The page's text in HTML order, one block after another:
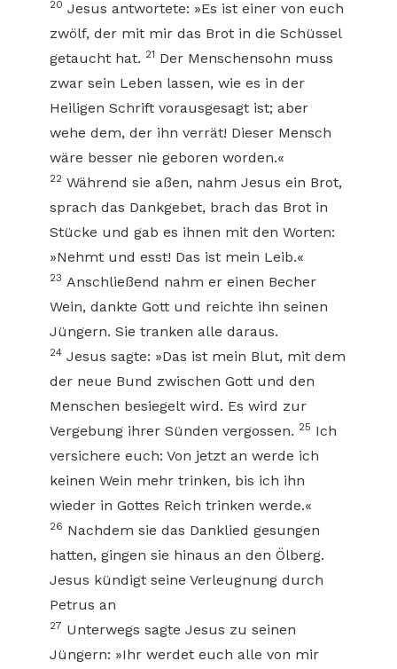
20 Jesus antwortete: »Es ist einer von euch
zwölf, der mit mir das Brot in die Schüssel
getaucht hat. 21 Der Menschensohn muss
zwar sein Leben lassen, wie es in der
Heiligen Schrift vorausgesagt ist; aber
wehe dem, der ihn verrät! Dieser Mensch
wäre besser nie geboren worden.«
22 Während sie aßen, nahm Jesus ein Brot,
sprach das Dankgebet, brach das Brot in
Stücke und gab es ihnen mit den Worten:
»Nehmt und esst! Das ist mein Leib.«
23 Anschließend nahm er einen Becher
Wein, dankte Gott und reichte ihn seinen
Jüngern. Sie tranken alle daraus.
24 Jesus sagte: »Das ist mein Blut, mit dem
der neue Bund zwischen Gott und den
Menschen besiegelt wird. Es wird zur
Vergebung ihrer Sünden vergossen. 25 Ich
versichere euch: Von jetzt an werde ich
keinen Wein mehr trinken, bis ich ihn
wieder in Gottes Reich trinken werde.«
26 Nachdem sie das Danklied gesungen
hatten, gingen sie hinaus an den Ölberg.
Jesus kündigt seine Verleugnung durch
Petrus an
27 Unterwegs sagte Jesus zu seinen
Jüngern: »Ihr werdet euch alle von mir